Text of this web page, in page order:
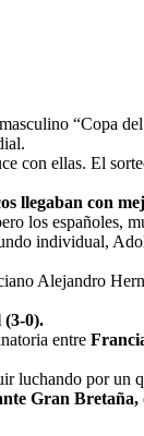
“Copa
con ellas. El
llegaban con
los españoles,
individual,
Alejandro
(3-0).
entre
luchando por un
Gran Bretaña,